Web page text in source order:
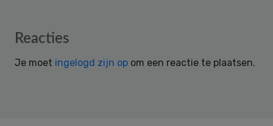
Reader
Reacties
Je moet ingelogd zijn op om een reactie te plaatsen.